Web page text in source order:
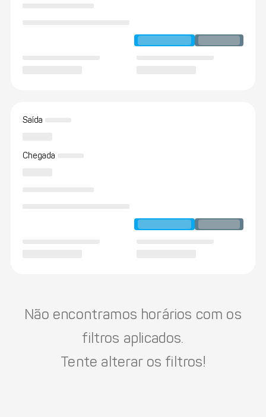
Saída
Chegada
Não encontramos horários com os
filtros aplicados.
Tente alterar os filtros!